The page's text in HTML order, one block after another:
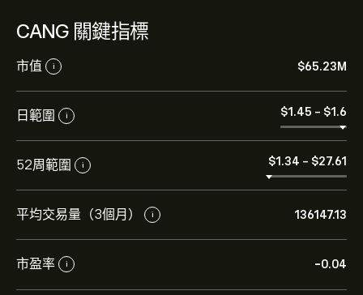
CANG 關鍵指標
市值 i ‎$‎65.23M
日範圍 i ‎$‎1.45 - ‎$‎1.6
52周範圍 i ‎$‎1.34 - ‎$‎27.61
平均交易量（3個月） i 136147.13
市盈率 i -0.04